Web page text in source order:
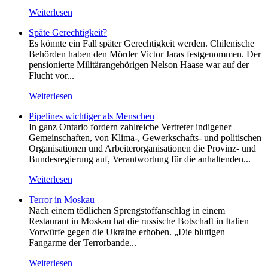
Weiterlesen
Späte Gerechtigkeit?
Es könnte ein Fall später Gerechtigkeit werden. Chilenische
Behörden haben den Mörder Victor Jaras festgenommen. Der
pensionierte Militärangehörigen Nelson Haase war auf der
Flucht vor...
Weiterlesen
Pipelines wichtiger als Menschen
In ganz Ontario fordern zahlreiche Vertreter indigener
Gemeinschaften, von Klima-, Gewerkschafts- und politischen
Organisationen und Arbeiterorganisationen die Provinz- und
Bundesregierung auf, Verantwortung für die anhaltenden...
Weiterlesen
Terror in Moskau
Nach einem tödlichen Sprengstoffanschlag in einem
Restaurant in Moskau hat die russische Botschaft in Italien
Vorwürfe gegen die Ukraine erhoben. „Die blutigen
Fangarme der Terrorbande...
Weiterlesen